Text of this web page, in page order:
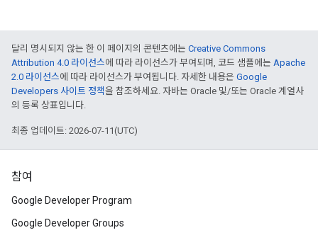
달리 명시되지 않는 한 이 페이지의 콘텐츠에는 Creative Commons
Attribution 4.0 라이선스에 따라 라이선스가 부여되며, 코드 샘플에는 Apache
2.0 라이선스에 따라 라이선스가 부여됩니다. 자세한 내용은 Google
Developers 사이트 정책을 참조하세요. 자바는 Oracle 및/또는 Oracle 계열사
의 등록 상표입니다.
최종 업데이트: 2026-07-11(UTC)
참여
Google Developer Program
Google Developer Groups